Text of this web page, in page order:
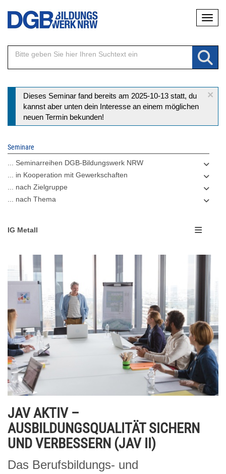
Direkt
Inhalt
×
Statusmeldung
Dieses Seminar fand bereits am 2025-10-13 statt, du
kannst aber unten dein Interesse an einem möglichen
neuen Termin bekunden!
Seminare
... Seminarreihen DGB-Bildungswerk NRW
... in Kooperation mit Gewerkschaften
... nach Zielgruppe
... nach Thema
IG Metall
JAV AKTIV –
AUSBILDUNGSQUALITÄT SICHERN
UND VERBESSERN (JAV II)
Das Berufsbildungs- und